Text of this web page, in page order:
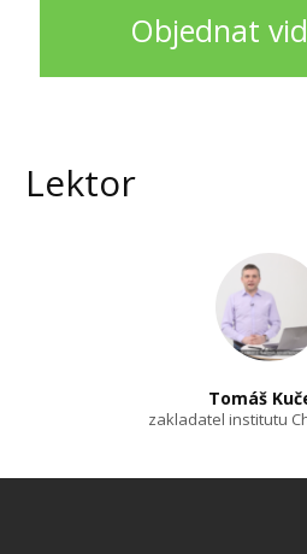
Objednat
Lektor
Tomáš
zakladatel institutu